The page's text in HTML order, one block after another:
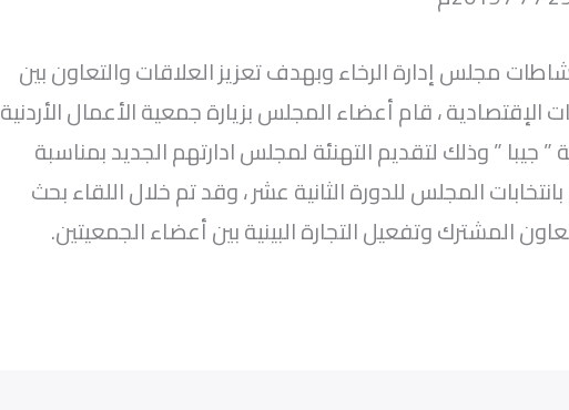
مجلس إدارة الرخاء وبهدف تعزيز العلاقات والتعاون بين
الإقتصادية ، قام أعضاء المجلس بزيارة جمعية الأعمال الأردنية
” جيبا ” وذلك لتقديم التهنئة لمجلس ادارتهم الجديد بمناسبة
المجلس للدورة الثانية عشر ، وقد تم خلال اللقاء بحث
المشترك وتفعيل التجارة البينية بين أعضاء الجمعيتين.